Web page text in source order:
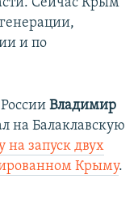
Сейчас Крым
и по
Владимир
на Балаклавскую
на запуск двух
Крыму.